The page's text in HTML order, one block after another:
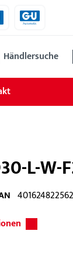
Händlersuche
L-W-